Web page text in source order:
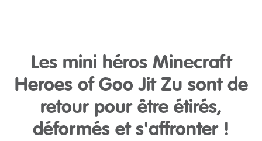
Les mini héros Minecraft
Heroes of Goo Jit Zu sont de
retour pour être étirés,
déformés et s'affronter !